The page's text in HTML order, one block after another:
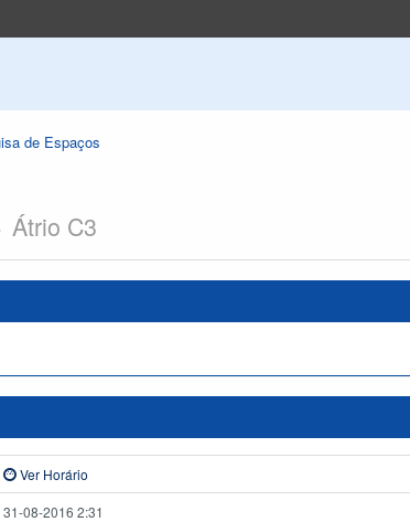
de Espaços
Átrio C3
Ver Horário
31-08-2016 2:31